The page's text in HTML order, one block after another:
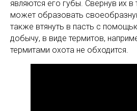
являются его губы. Свернув их
может образовать
также втянуть в пасть с
добычу, в виде термитов,
термитами охота не обходится.